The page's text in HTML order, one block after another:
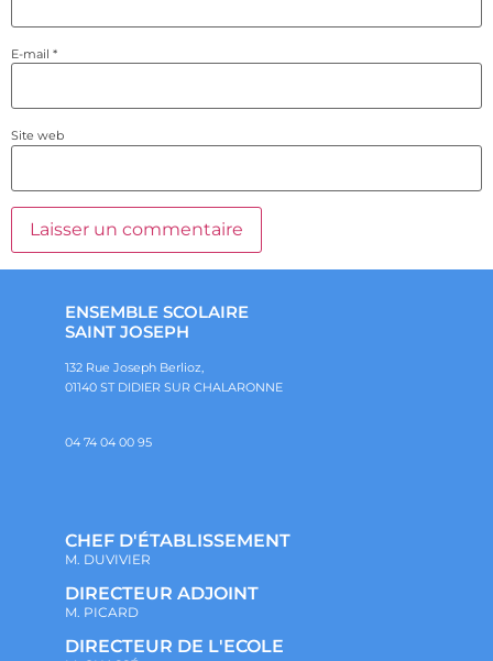
E-mail *
Site web
ENSEMBLE SCOLAIRE
SAINT JOSEPH
132 Rue Joseph Berlioz,
01140 ST DIDIER SUR CHALARONNE
04 74 04 00 95
CHEF D'ÉTABLISSEMENT
M. DUVIVIER
DIRECTEUR ADJOINT
M. PICARD
DIRECTEUR DE L'ECOLE